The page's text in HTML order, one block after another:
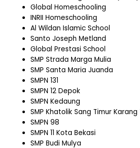
Global Homeschooling
INRII Homeschooling
Al Wildan Islamic School
Santo Joseph Metland
Global Prestasi School
SMP Strada Marga Mulia
SMP Santa Maria Juanda
SMPN 131
SMPN 12 Depok
SMPN Kedaung
SMP Khatolik Sang Timur
SMPN 98
SMPN 11 Kota Bekasi
SMP Budi Mulya